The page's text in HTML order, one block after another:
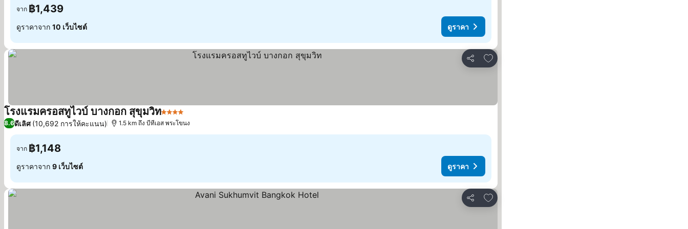
จาก ฿1,439
ดูราคาจาก 10 เว็บไซต์ ดูราคา
แชร์
เพิ่มในรายการโปรด
โรงแรมครอสทูไวบ์ บางกอก สุขุมวิท4 ดาว
8.6ดีเลิศ (10,692 การให้คะแนน) 1.5 km ถึง บีทีเอส พระโขนง
จาก ฿1,148
ดูราคาจาก 9 เว็บไซต์ ดูราคา
แชร์
เพิ่มในรายการโปรด